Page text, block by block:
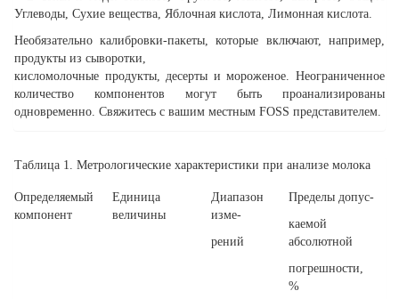
Углеводы, Сухие вещества, Яблочная кислота, Лимонная кислота.
Необязательно калибровки-пакеты, которые включают, например,
продукты из сыворотки,
кисломолочные продукты, десерты и мороженое. Неограниченное
количество компонентов могут быть проанализированы
одновременно. Свяжитесь с вашим местным FOSS представителем.
Таблица 1. Метрологические характеристики при анализе молока
Определяемый
компонент
Единица
величины
Диапазон
изме-
рений
Пределы допус-
каемой
абсолютной
погрешности,
%